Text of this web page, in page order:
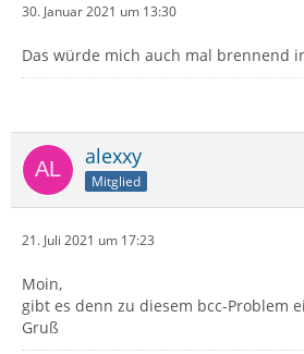
30. Januar 2021 um 13:30
Das würde mich auch mal brennend
alexxy
Mitglied
21. Juli 2021 um 17:23
Moin,
gibt es denn zu diesem bcc-Problem
Gruß